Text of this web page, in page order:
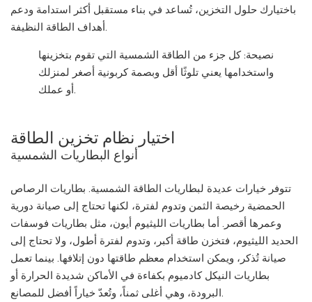
باختيارك حلول التخزين، تُساعد في بناء مستقبل أكثر استدامة ودعم
أهداف الطاقة النظيفة.
نصيحة: كل جزء من الطاقة الشمسية التي تقوم بتخزينها
واستخدامها يعني تلوثًا أقل وبصمة كربونية أصغر لمنزلك
أو عملك.
اختيار نظام تخزين الطاقة
أنواع البطاريات الشمسية
تتوفر خيارات عديدة لبطاريات الطاقة الشمسية. بطاريات الرصاص
الحمضية رخيصة الثمن وتدوم لفترة، لكنها تحتاج إلى صيانة دورية
وعمرها أقصر. أما بطاريات الليثيوم أيون، مثل بطاريات فوسفات
الحديد الليثيوم، فتخزن طاقة أكبر، وتدوم لفترة أطول، ولا تحتاج إلى
صيانة تُذكر، ويمكن استخدام معظم طاقتها دون إتلافها. بينما تعمل
بطاريات النيكل كادميوم بكفاءة في الأماكن شديدة الحرارة أو
البرودة، وهي أغلى ثمناً، وتُعدّ خياراً أفضل للمصانع.